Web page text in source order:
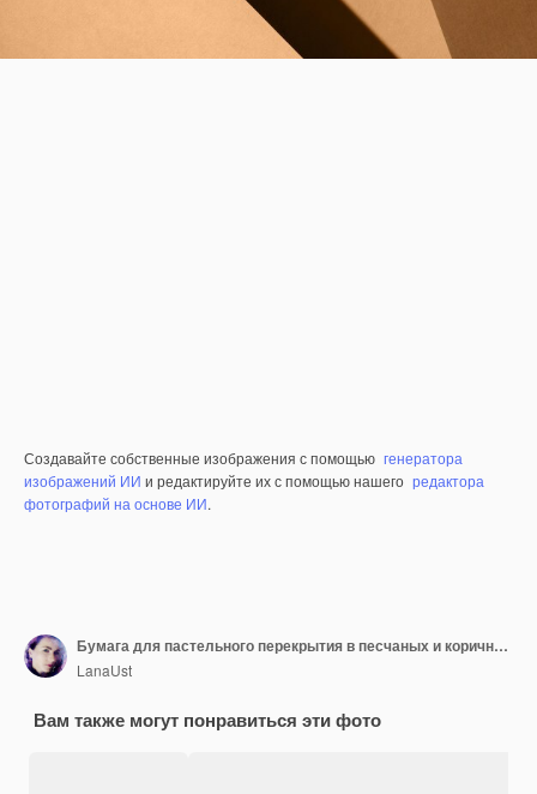
Создавайте собственные изображения с помощью генератора
изображений ИИ и редактируйте их с помощью нашего редактора
фотографий на основе ИИ.
Бумага для пастельного перекрытия в песчаных и коричневых цветах для шаблона презентации фона баннера
LanaUst
Вам также могут понравиться эти фото